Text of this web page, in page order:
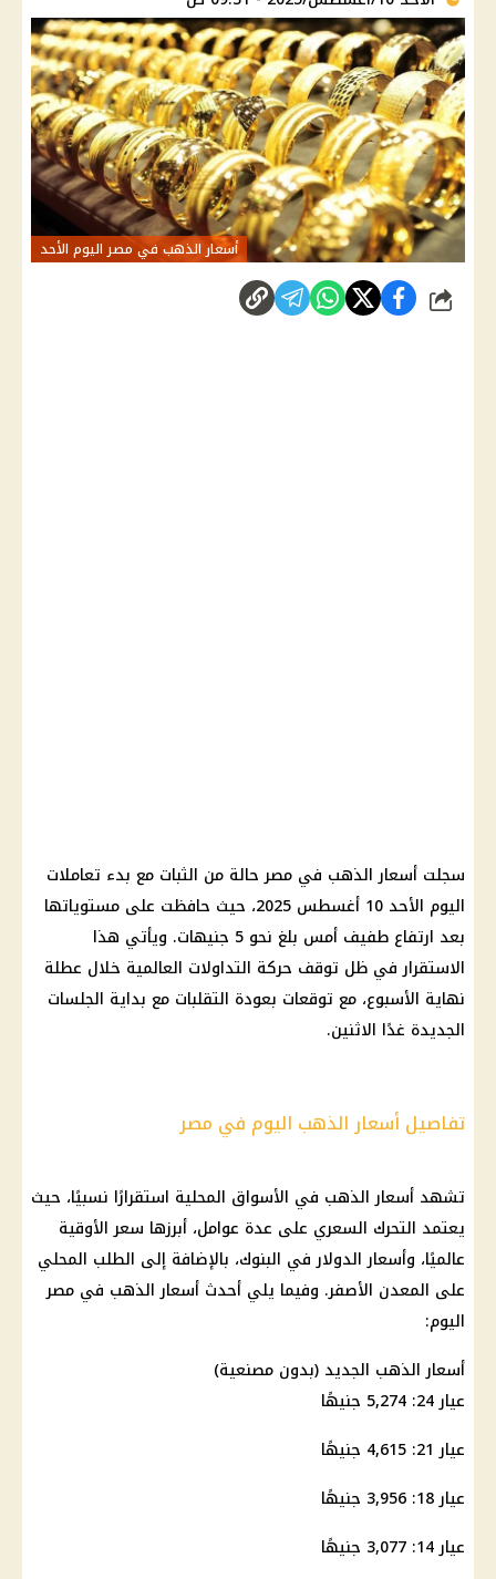
أسعار الذهب في مصر اليوم الأحد
شارك
سجلت أسعار الذهب في مصر حالة من الثبات مع بدء تعاملات
اليوم الأحد 10 أغسطس 2025، حيث حافظت على مستوياتها
بعد ارتفاع طفيف أمس بلغ نحو 5 جنيهات. ويأتي هذا
الاستقرار في ظل توقف حركة التداولات العالمية خلال عطلة
نهاية الأسبوع، مع توقعات بعودة التقلبات مع بداية الجلسات
الجديدة غدًا الاثنين.
تفاصيل أسعار الذهب اليوم في مصر
تشهد أسعار الذهب في الأسواق المحلية استقرارًا نسبيًا، حيث
يعتمد التحرك السعري على عدة عوامل، أبرزها سعر الأوقية
عالميًا، وأسعار الدولار في البنوك، بالإضافة إلى الطلب المحلي
على المعدن الأصفر. وفيما يلي أحدث أسعار الذهب في مصر
اليوم:
أسعار الذهب الجديد (بدون مصنعية)
عيار 24: 5,274 جنيهًا
عيار 21: 4,615 جنيهًا
عيار 18: 3,956 جنيهًا
عيار 14: 3,077 جنيهًا